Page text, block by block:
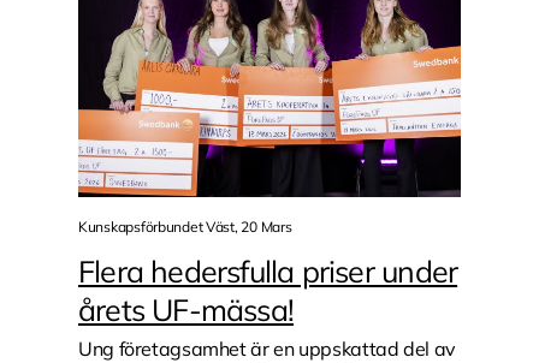
Kunskapsförbundet Väst, 20 Mars
Flera hedersfulla priser under
årets UF-mässa!
Ung företagsamhet är en uppskattad del av